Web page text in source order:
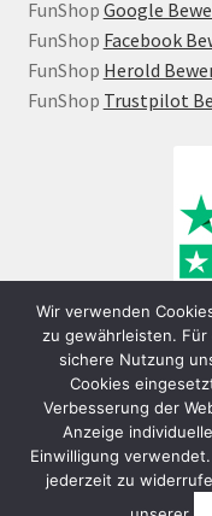
FunShop Google
FunShop Facebook
FunShop Herold
FunShop Trustpilot
© FunShop Wien -
Wir verwenden
zu gewährleisten.
sichere Nutzung
Cookies
Verbesserung der
Anzeige
Einwilligung
jederzeit zu